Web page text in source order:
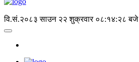
वि.सं.२०८३ साउन २२ शुक्रवार ०८:१४:२८ बजे